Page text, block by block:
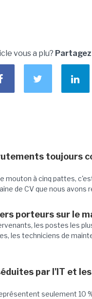
vous a plu? Partagez
toujours
mouton à cinq pattes,
de CV que nous avons
porteurs sur le
les postes les
les techniciens de
par l'IT et
seulement 10